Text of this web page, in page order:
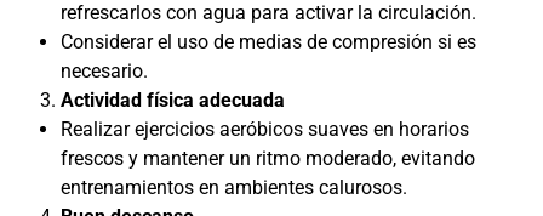
refrescarlos con agua para activar la circulación.
Considerar el uso de medias de compresión si es
necesario.
Actividad física adecuada
Realizar ejercicios aeróbicos suaves en horarios
frescos y mantener un ritmo moderado, evitando
entrenamientos en ambientes calurosos.